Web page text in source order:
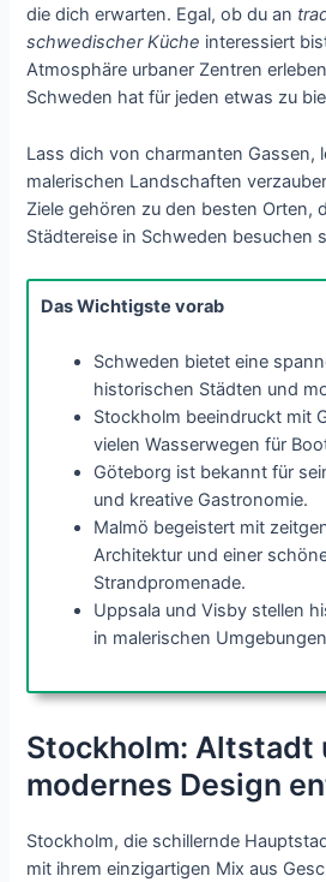
die dich erwarten. Egal, ob du an
schwedischer Küche interessiert
Atmosphäre urbaner Zentren
Schweden hat für jeden etwas zu
Lass dich von charmanten Gassen,
malerischen Landschaften
Ziele gehören zu den besten Orten,
Städtereise in Schweden besuchen
Das Wichtigste vorab
Schweden bietet eine
historischen Städten und
Stockholm beeindruckt mit
vielen Wasserwegen für
Göteborg ist bekannt für
und kreative Gastronomie.
Malmö begeistert mit
Architektur und einer
Strandpromenade.
Uppsala und Visby stellen
in malerischen
Stockholm: Altstadt
modernes Design
Stockholm, die schillernde
mit ihrem einzigartigen Mix aus